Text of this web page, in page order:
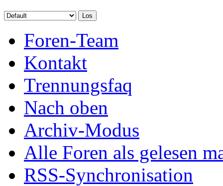
Foren-Team
Kontakt
Trennungsfaq
Nach oben
Archiv-Modus
Alle Foren als gelesen
RSS-Synchronisation